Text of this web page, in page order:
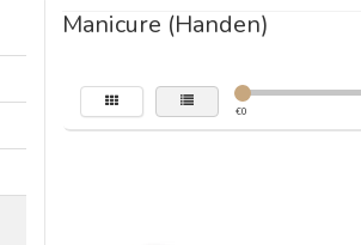
Manicure (Handen)
€0